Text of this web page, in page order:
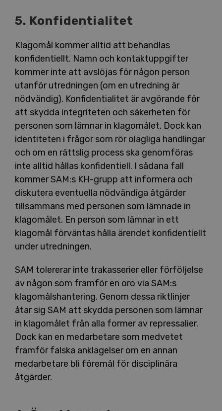
5. Konfidentialitet
Klagomål kommer alltid att behandlas
konfidentiellt. Namn och kontaktuppgifter
kommer inte att avslöjas för någon person
utanför utredningen (om en utredning är
nödvändig). Konfidentialitet är avgörande för
att skydda integriteten och säkerheten för
personen som lämnar in klagomålet. Dock kan
identiteten i frågor som rör olagliga handlingar
och om en rättslig process ska genomföras
inte alltid hållas konfidentiell. I sådana fall
kommer SAM:s KH-grupp att informera och
diskutera eventuella nödvändiga åtgärder
tillsammans med personen som lämnade in
klagomålet. En person som lämnar in ett
klagomål förväntas hålla ärendet konfidentiellt
under utredningen.
SAM tolererar inte trakasserier eller förföljelse
av någon som framför en oro via SAM:s
klagomålshantering. Genom dessa riktlinjer
åtar sig SAM att skydda personen som lämnar
in klagomålet från alla former av repressalier.
Dock kan en medarbetare som medvetet
framför falska anklagelser om en annan
medarbetare bli föremål för disciplinära
åtgärder.